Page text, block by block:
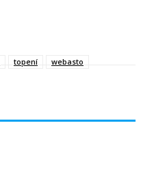
topení webasto